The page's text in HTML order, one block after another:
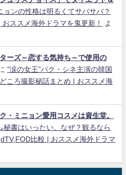
ョンの性格は明るくてサバサバ？
ススメ海外ドラマを鬼更新！
よ
ーズ～恋する気持ち～で使用の
"涙の女王”パク・シネ主演の韓国
ころ撮影秘話まとめ | おススメ海
・ミニョン愛用コスメは資生堂。
秘書はいったい、なぜ？観るなら
比較 | おススメ海外ドラマ